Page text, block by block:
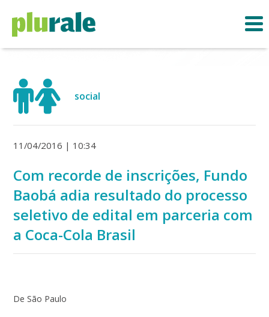
social
11/04/2016 | 10:34
Com recorde de inscrições, Fundo
Baobá adia resultado do processo
seletivo de edital em parceria com
a Coca-Cola Brasil
De São Paulo